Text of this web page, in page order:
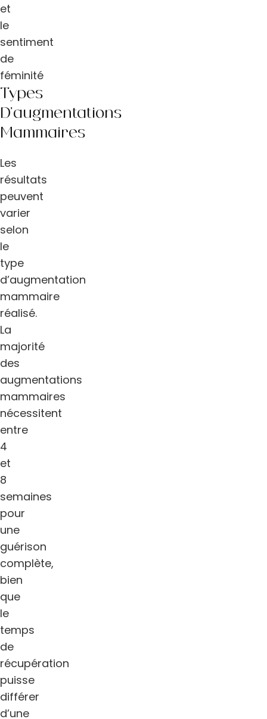
et
le
sentiment
de
féminité
Types
D’augmentations
Mammaires
Les
résultats
peuvent
varier
selon
le
type
d’augmentation
mammaire
réalisé.
La
majorité
des
augmentations
mammaires
nécessitent
entre
4
et
8
semaines
pour
une
guérison
complète,
bien
que
le
temps
de
récupération
puisse
différer
d’une